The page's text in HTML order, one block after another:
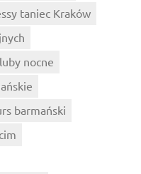
taniec Kraków
nocne
barmański